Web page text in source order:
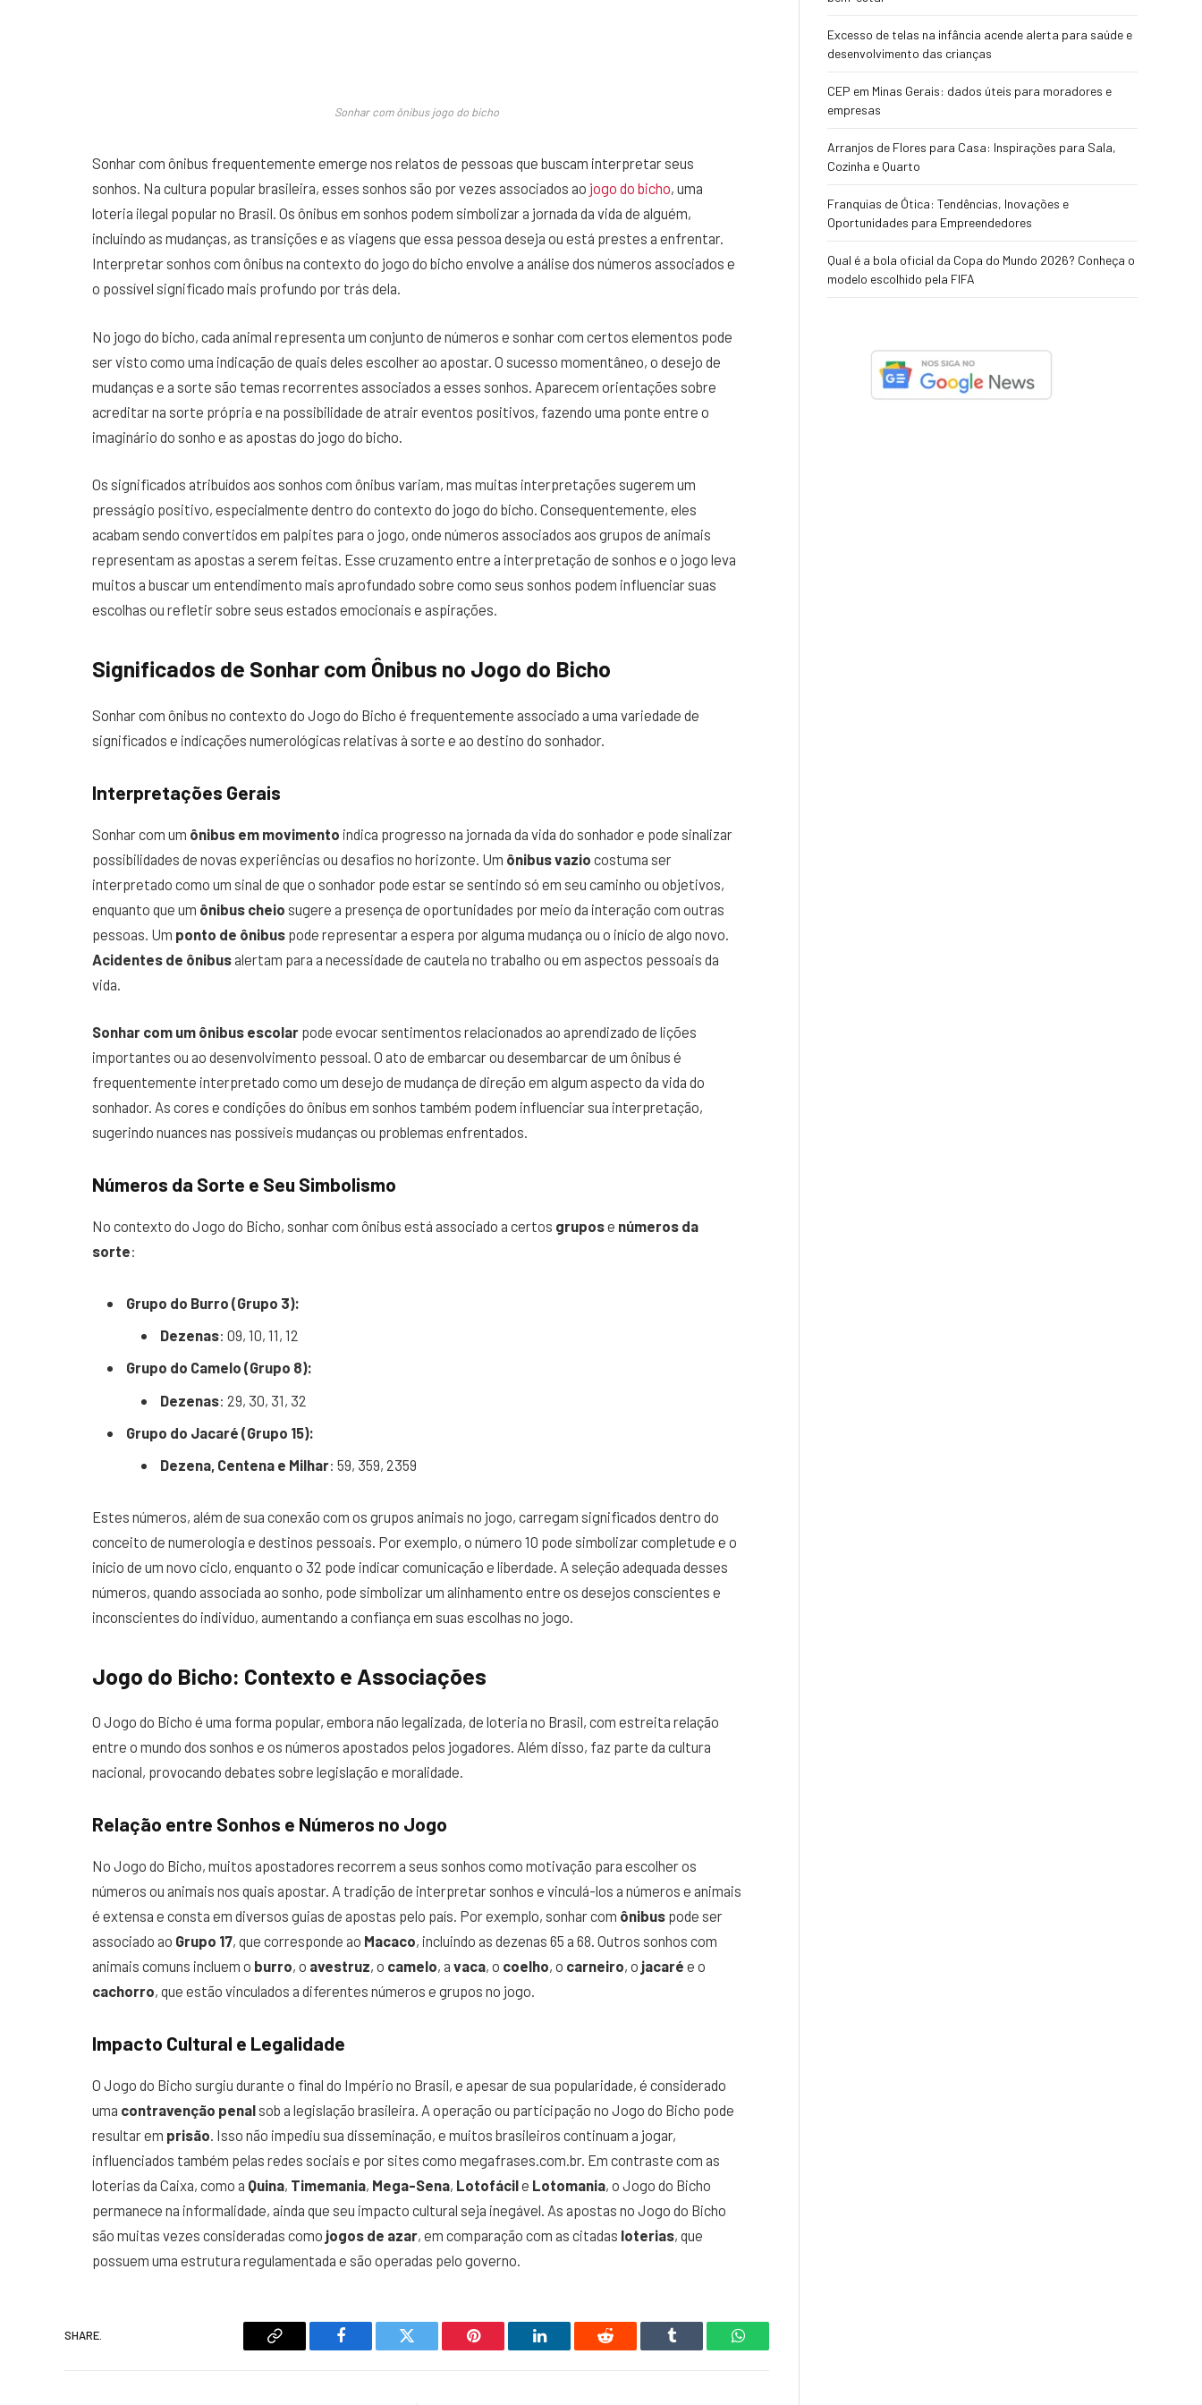
Sonhar com ônibus jogo do bicho
Sonhar com ônibus frequentemente emerge nos relatos de pessoas que buscam interpretar seus
sonhos. Na cultura popular brasileira, esses sonhos são por vezes associados ao jogo do bicho, uma
loteria ilegal popular no Brasil. Os ônibus em sonhos podem simbolizar a jornada da vida de alguém,
incluindo as mudanças, as transições e as viagens que essa pessoa deseja ou está prestes a enfrentar.
Interpretar sonhos com ônibus na contexto do jogo do bicho envolve a análise dos números associados e
o possível significado mais profundo por trás dela.
No jogo do bicho, cada animal representa um conjunto de números e sonhar com certos elementos pode
ser visto como uma indicação de quais deles escolher ao apostar. O sucesso momentâneo, o desejo de
mudanças e a sorte são temas recorrentes associados a esses sonhos. Aparecem orientações sobre
acreditar na sorte própria e na possibilidade de atrair eventos positivos, fazendo uma ponte entre o
imaginário do sonho e as apostas do jogo do bicho.
Os significados atribuídos aos sonhos com ônibus variam, mas muitas interpretações sugerem um
presságio positivo, especialmente dentro do contexto do jogo do bicho. Consequentemente, eles
acabam sendo convertidos em palpites para o jogo, onde números associados aos grupos de animais
representam as apostas a serem feitas. Esse cruzamento entre a interpretação de sonhos e o jogo leva
muitos a buscar um entendimento mais aprofundado sobre como seus sonhos podem influenciar suas
escolhas ou refletir sobre seus estados emocionais e aspirações.
Significados de Sonhar com Ônibus no Jogo do Bicho
Sonhar com ônibus no contexto do Jogo do Bicho é frequentemente associado a uma variedade de
significados e indicações numerológicas relativas à sorte e ao destino do sonhador.
Interpretações Gerais
Sonhar com um ônibus em movimento indica progresso na jornada da vida do sonhador e pode sinalizar
possibilidades de novas experiências ou desafios no horizonte. Um ônibus vazio costuma ser
interpretado como um sinal de que o sonhador pode estar se sentindo só em seu caminho ou objetivos,
enquanto que um ônibus cheio sugere a presença de oportunidades por meio da interação com outras
pessoas. Um ponto de ônibus pode representar a espera por alguma mudança ou o início de algo novo.
Acidentes de ônibusalertam para a necessidade de cautela no trabalho ou em aspectos pessoais da
vida.
Sonhar com um ônibus escolar pode evocar sentimentos relacionados ao aprendizado de lições
importantes ou ao desenvolvimento pessoal. O ato de embarcar ou desembarcar de um ônibus é
frequentemente interpretado como um desejo de mudança de direção em algum aspecto da vida do
sonhador. As cores e condições do ônibus em sonhos também podem influenciar sua interpretação,
sugerindo nuances nas possíveis mudanças ou problemas enfrentados.
Números da Sorte e Seu Simbolismo
No contexto do Jogo do Bicho, sonhar com ônibus está associado a certos grupose números da
sorte:
Grupo do Burro (Grupo 3):
Dezenas: 09, 10, 11, 12
Grupo do Camelo (Grupo 8):
Dezenas: 29, 30, 31, 32
Grupo do Jacaré (Grupo 15):
Dezena, Centena e Milhar: 59, 359, 2359
Estes números, além de sua conexão com os grupos animais no jogo, carregam significados dentro do
conceito de numerologia e destinos pessoais. Por exemplo, o número 10 pode simbolizar completude e o
início de um novo ciclo, enquanto o 32 pode indicar comunicação e liberdade. A seleção adequada desses
números, quando associada ao sonho, pode simbolizar um alinhamento entre os desejos conscientes e
inconscientes do individuo, aumentando a confiança em suas escolhas no jogo.
Jogo do Bicho: Contexto e Associações
O Jogo do Bicho é uma forma popular, embora não legalizada, de loteria no Brasil, com estreita relação
entre o mundo dos sonhos e os números apostados pelos jogadores. Além disso, faz parte da cultura
nacional, provocando debates sobre legislação e moralidade.
Relação entre Sonhos e Números no Jogo
No Jogo do Bicho, muitos apostadores recorrem a seus sonhos como motivação para escolher os
números ou animais nos quais apostar. A tradição de interpretar sonhos e vinculá-los a números e animais
é extensa e consta em diversos guias de apostas pelo país. Por exemplo, sonhar com ônibus pode ser
associado ao Grupo 17, que corresponde ao Macaco, incluindo as dezenas 65 a 68. Outros sonhos com
animais comuns incluem o burro, o avestruz, o camelo, a vaca, o coelho, o carneiro, o jacaré e o
cachorro, que estão vinculados a diferentes números e grupos no jogo.
Impacto Cultural e Legalidade
O Jogo do Bicho surgiu durante o final do Império no Brasil, e apesar de sua popularidade, é considerado
uma contravenção penalsob a legislação brasileira. A operação ou participação no Jogo do Bicho pode
resultar em prisão . Isso não impediu sua disseminação, e muitos brasileiros continuam a jogar,
influenciados também pelas redes sociais e por sites como megafrases.com.br. Em contraste com as
loterias da Caixa, como a Quina, Timemania, Mega-Sena, Lotofácile Lotomania, o Jogo do Bicho
permanece na informalidade, ainda que seu impacto cultural seja inegável. As apostas no Jogo do Bicho
são muitas vezes consideradas como jogos de azar, em comparação com as citadas loterias, que
possuem uma estrutura regulamentada e são operadas pelo governo.
SHARE.
Copy
Facebook Twitter Pinterest LinkedIn Reddit Tumblr WhatsApp
Excesso de telas na infância acende alerta para saúde e
desenvolvimento das crianças
CEP em Minas Gerais: dados úteis para moradores e
empresas
Arranjos de Flores para Casa: Inspirações para Sala,
Cozinha e Quarto
Franquias de Ótica: Tendências, Inovações e
Oportunidades para Empreendedores
Qual é a bola oficial da Copa do Mundo 2026? Conheça o
modelo escolhido pela FIFA